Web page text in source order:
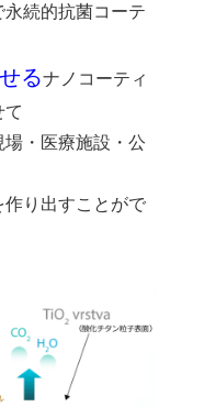
続的抗菌コーテ
るナノコーティ
て
・医療施設・公
り出すことがで